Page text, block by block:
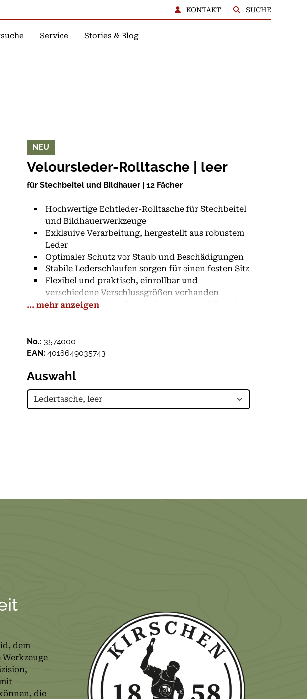
KONTAKT SUCHE
Service Stories & Blog
NEU
Veloursleder-Rolltasche | leer
für Stechbeitel und Bildhauer | 12 Fächer
Hochwertige Echtleder-Rolltasche für Stechbeitel
und Bildhauerwerkzeuge
Exklsuive Verarbeitung, hergestellt aus robustem
Leder
Optimaler Schutz vor Staub und Beschädigungen
Stabile Lederschlaufen sorgen für einen festen Sitz
Flexibel und praktisch, einrollbar und
verschiedene Verschlussgrößen vorhanden
Sicherer Transport der Werkzeuge - mit Stil und
... mehr anzeigen
No.: 3574000
EAN: 4016649035743
Auswahl
dem
die